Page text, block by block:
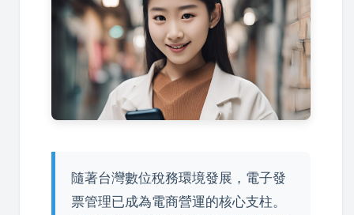
隨著台灣數位稅務環境發展，電子發
票管理已成為電商營運的核心支柱。